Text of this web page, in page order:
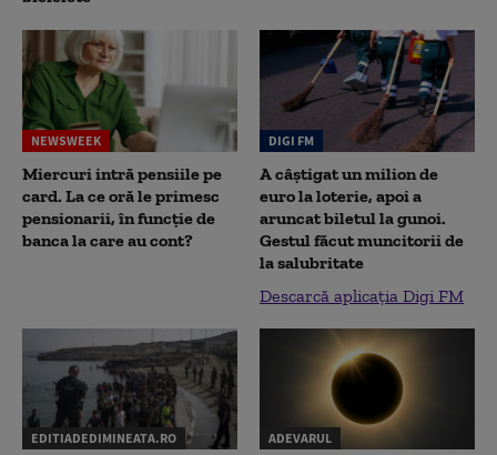
NEWSWEEK
Miercuri intră pensiile pe
card. La ce oră le primesc
pensionarii, în funcție de
banca la care au cont?
DIGI FM
A câștigat un milion de
euro la loterie, apoi a
aruncat biletul la gunoi.
Gestul făcut muncitorii de
la salubritate
Descarcă aplicația Digi FM
EDITIADEDIMINEATA.RO ADEVARUL